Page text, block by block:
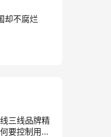
却不腐烂
三线品牌精
要控制用量